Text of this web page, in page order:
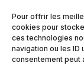
Pour offrir les
cookies pour
ces technologies
navigation ou les
consentement peut